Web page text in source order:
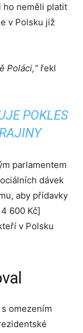
ho neměli platit
v Polsku již
Poláci,“řekl
POKLES
parlamentem
dávek
aby přídavky
600 Kč]
v Polsku
omezením